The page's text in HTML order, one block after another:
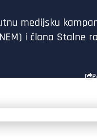
medijsku
i člana Stalne